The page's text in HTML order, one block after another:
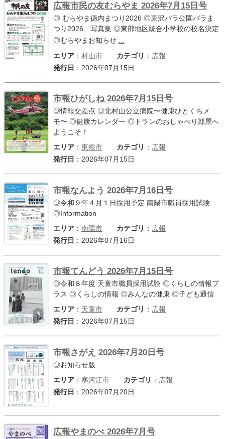
広報市民の友むらやま 2026年7月15日号
◎ むらやま徳内まつり2026 ◎東沢バラ公園バラま
つり2026 写真集 ◎東部地区統合小学校の校名決定
◎むらやまお知らせ
エリア： 村山市 カテゴリ ： 広報
発行日 ：2026年07月15日
市報ひがしね 2026年7月15日号
◎情報交差点 ◎北村山公立病院〜健康ひとくちメ
モ〜 ◎健康カレンダー ◎トランのおしゃべり部屋へ
ようこそ！
エリア： 東根市 カテゴリ ： 広報
発行日 ：2026年07月15日
市報なんよう 2026年7月16日号
◎令和９年４月１日採用予定 南陽市職員採用試験
◎Information
エリア： 南陽市 カテゴリ ： 広報
発行日 ：2026年07月16日
市報てんどう 2026年7月15日号
◎令和８年度 天童市職員採用試験 ◎くらしの情報プ
ラス ◎くらしの情報 ◎みんなの健康 ◎子ども通信
エリア： 天童市 カテゴリ ： 広報
発行日 ：2026年07月15日
市報さがえ 2026年7月20日号
◎お知らせ版
エリア： 寒河江市 カテゴリ ： 広報
発行日 ：2026年07月20日
広報やまのべ 2026年7月号